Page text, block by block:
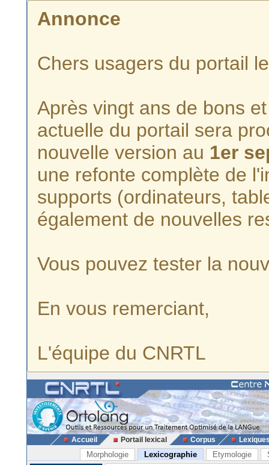
Annonce
Chers usagers du portail
Après vingt ans de bons
actuelle du portail sera
nouvelle version au 1er
une refonte complète de
supports (ordinateurs,
également de nouvelles
Vous pouvez tester la
En vous remerciant,
L'équipe du CNRTL
Accueil Portail lexical Corpus
Morphologie Lexicographie Etymologie